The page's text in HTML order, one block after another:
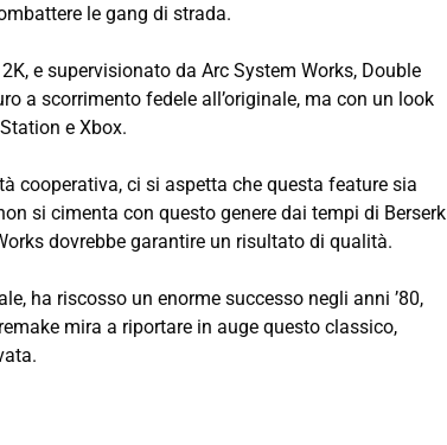
le gang di strada.
e supervisionato da Arc System Works, Double
a scorrimento fedele all’originale, ma con un look
e Xbox.
cooperativa, ci si aspetta che questa feature sia
si cimenta con questo genere dai tempi di Berserk
dovrebbe garantire un risultato di qualità.
ha riscosso un enorme successo negli anni ’80,
mira a riportare in auge questo classico,